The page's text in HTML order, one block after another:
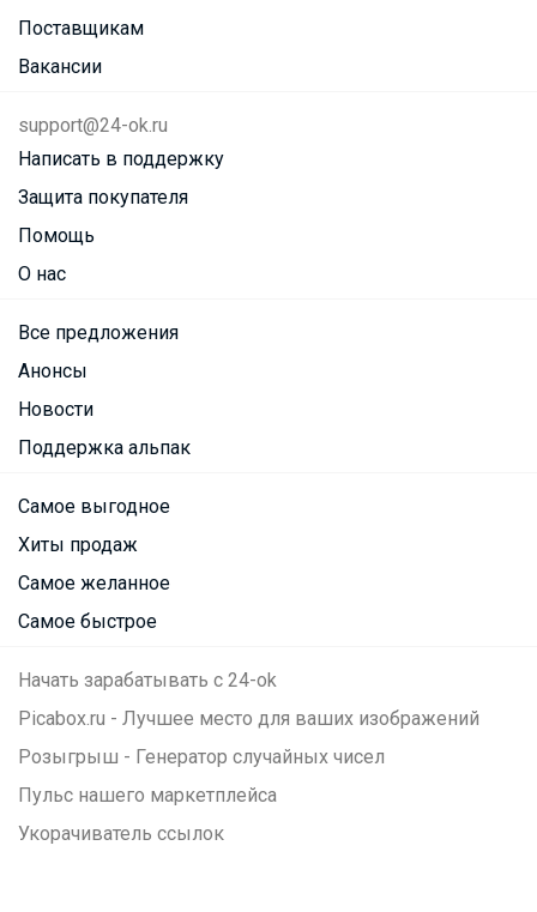
Поставщикам
Вакансии
support@24-ok.ru
Написать в поддержку
Защита покупателя
Помощь
О нас
Все предложения
Анонсы
Новости
Поддержка альпак
Самое выгодное
Хиты продаж
Самое желанное
Самое быстрое
Начать зарабатывать с 24-ok
Picabox.ru - Лучшее место для ваших изображений
Розыгрыш - Генератор случайных чисел
Пульс нашего маркетплейса
Укорачиватель ссылок